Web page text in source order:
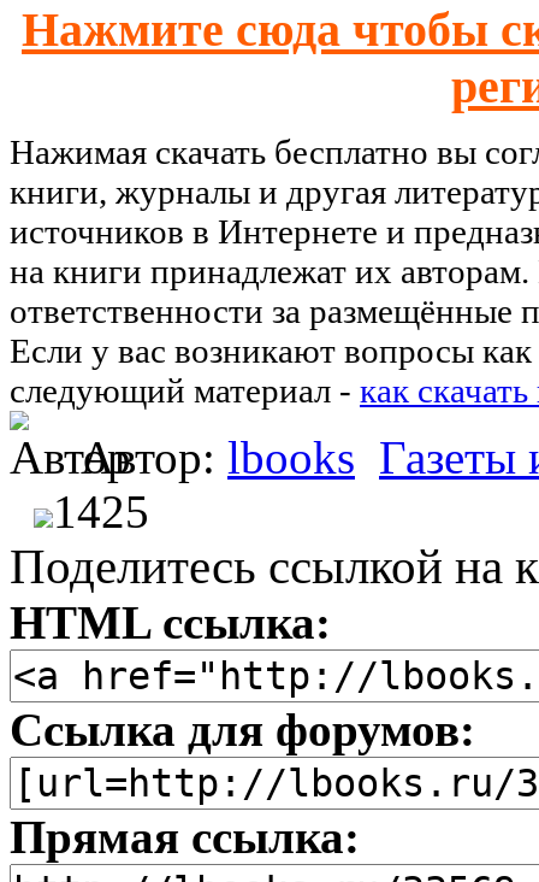
Нажмите сюда чтобы
Нажимая скачать бесплатно вы
книги, журналы и другая
источников в Интернете и
на книги принадлежат их
ответственности за размещённые
Если у вас возникают вопросы как
следующий материал - как
Автор: lbooks
1425
Поделитесь ссылкой на
HTML ссылка:
Ссылка для форумов:
Прямая ссылка: